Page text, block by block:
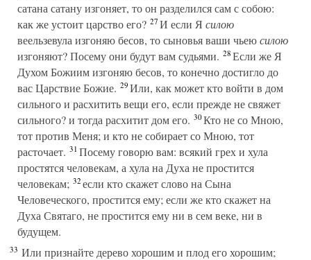
сатана сатану изгоняет, то он разделился сам с собою:
как же устоит царство его? 27И если Я силою
веельзевула изгоняю бесов, то сыновья ваши чьеюсилою
изгоняют? Посему они будут вам судьями. 28Если же Я
Духом Божиим изгоняю бесов, то конечно достигло до
вас Царствие Божие. 29Или, как может кто войти в дом
сильного и расхитить вещи его, если прежде не свяжет
сильного? и тогда расхитит дом его. 30Кто не со Мною,
тот против Меня; и кто не собирает со Мною, тот
расточает. 31Посему говорю вам: всякий грех и хула
простятся человекам, а хула на Духа не простится
человекам; 32если кто скажет слово на Сына
Человеческого, простится ему; если же кто скажет на
Духа Святаго, не простится ему ни в сем веке, ни в
будущем.
33 Или признайте дерево хорошим и плод его хорошим;